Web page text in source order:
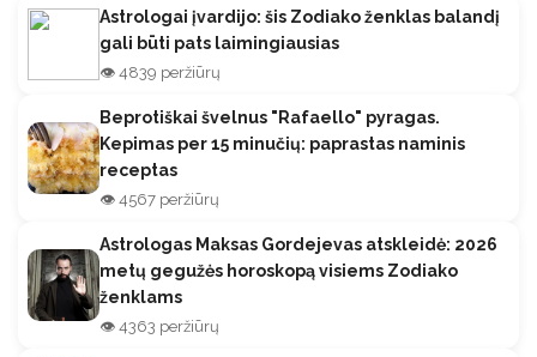
Astrologai įvardijo: šis Zodiako ženklas balandį
gali būti pats laimingiausias
👁️ 4839 peržiūrų
Beprotiškai švelnus "Rafaello" pyragas.
Kepimas per 15 minučių: paprastas naminis
receptas
👁️ 4567 peržiūrų
Astrologas Maksas Gordejevas atskleidė: 2026
metų gegužės horoskopą visiems Zodiako
ženklams
👁️ 4363 peržiūrų